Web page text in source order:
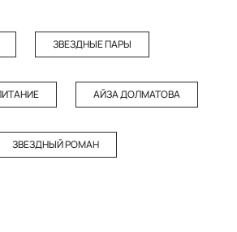
ЗВЕЗДНЫЕ ПАРЫ
АЙЗА ДОЛМАТОВА
ЗВЕЗДНЫЙ РОМАН